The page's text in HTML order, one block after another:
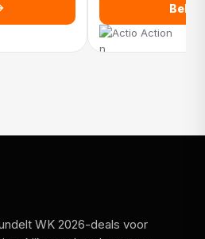
Action
WK 2026-deals voor